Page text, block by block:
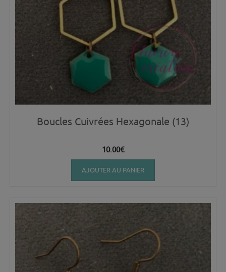
Boucles Cuivrées Hexagonale (13)
10.00€
AJOUTER AU PANIER